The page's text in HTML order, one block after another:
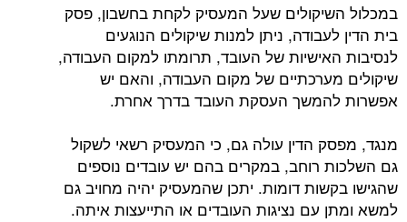
במכלול השיקולים שעל המעסיק לקחת בחשבון, פסק
בית הדין לעבודה, ניתן למנות שיקולים הנוגעים
לנסיבות האישיות של העובד, תרומתו למקום העבודה,
שיקולים מערכתיים של מקום העבודה, והאם יש
אפשרות להמשך העסקת העובד בדרך אחרת.
מנגד, מפסק הדין עולה גם, כי המעסיק רשאי לשקול
גם השלכות רוחב, במקרים בהם יש עובדים נוספים
שהגישו בקשות דומות. יתכן שהמעסיק יהיה מחויב גם
למשא ומתן עם נציגות העובדים או התייעצות איתה.